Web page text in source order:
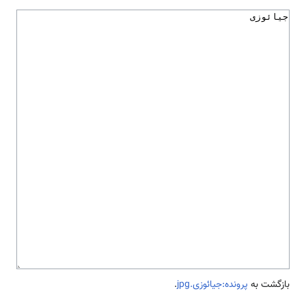
بازگشت به پرونده:جیائوزی.jpg .